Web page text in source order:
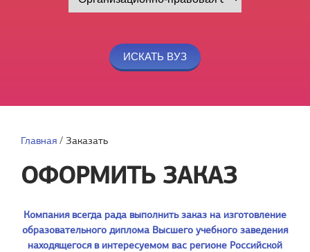
Главная / Заказать
ОФОРМИТЬ ЗАКАЗ
Компания всегда рада выполнить заказ на изготовление
образовательного диплома Высшего учебного заведения
находящегося в интересуемом вас регионе Российской